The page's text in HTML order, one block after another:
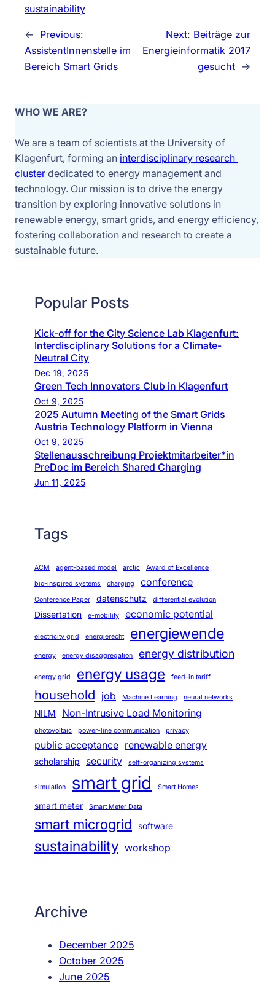
sustainability
← Previous:
AssistentInnenstelle im
Bereich Smart Grids
Next: Beiträge zur
Energieinformatik 2017
gesucht →
WHO WE ARE?
We are a team of scientists at the University of
Klagenfurt, forming an interdisciplinary research
cluster dedicated to energy management and
technology. Our mission is to drive the energy
transition by exploring innovative solutions in
renewable energy, smart grids, and energy efficiency,
fostering collaboration and research to create a
sustainable future.
Popular Posts
Kick-off for the City Science Lab Klagenfurt:
Interdisciplinary Solutions for a Climate-
Neutral City
Dec 19, 2025
Green Tech Innovators Club in Klagenfurt
Oct 9, 2025
2025 Autumn Meeting of the Smart Grids
Austria Technology Platform in Vienna
Oct 9, 2025
Stellenausschreibung Projektmitarbeiter*in
PreDoc im Bereich Shared Charging
Jun 11, 2025
Tags
ACM agent-based model arctic
Award of Excellence
bio-inspired systems
charging conference
Conference Paper datenschutz differential evolution
Dissertation e-mobility economic potential
electricity grid energierecht energiewende
energy energy disaggregation energy distribution
energy grid energy usage feed-in tariff
household job Machine Learning neural networks
NILM Non-Intrusive Load Monitoring
photovoltaic power-line communication privacy
public acceptance renewable energy
scholarship security self-organizing systems
simulation smart grid Smart Homes
smart meter Smart Meter Data
smart microgrid software
sustainability workshop
Archive
December 2025
October 2025
June 2025